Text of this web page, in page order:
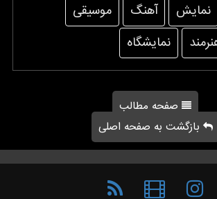
نمایش آهنگ
موسیقی
نمایشگاه
صفحه مطالب
بازگشت به صفحه اصلی